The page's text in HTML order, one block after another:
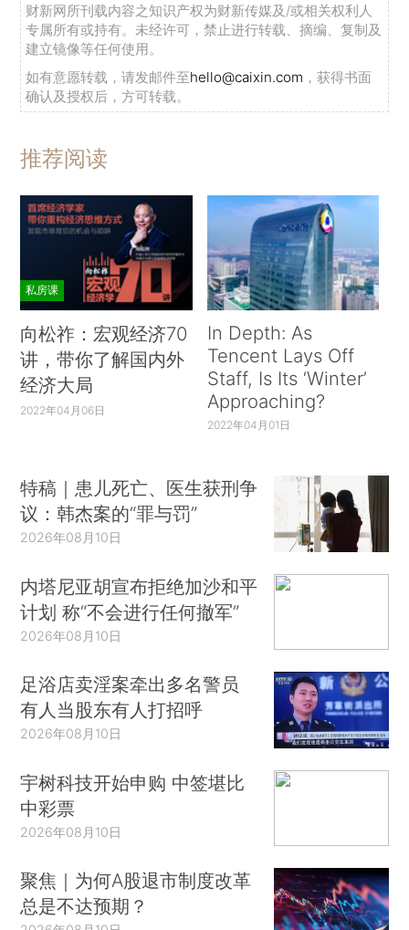
财新网所刊载内容之知识产权为财新传媒及/或相关权利人
专属所有或持有。未经许可，禁止进行转载、摘编、复制及
建立镜像等任何使用。
如有意愿转载，请发邮件至hello@caixin.com ，获得书面
确认及授权后，方可转载。
推荐阅读
私房课
向松祚：宏观经济70
讲，带你了解国内外
经济大局
2022年04月06日
In Depth: As
Tencent Lays Off
Staff, Is Its ‘Winter’
Approaching?
2022年04月01日
特稿｜患儿死亡、医生获刑争
议：韩杰案的“罪与罚”
2026年08月10日
内塔尼亚胡宣布拒绝加沙和平
计划 称“不会进行任何撤军”
2026年08月10日
足浴店卖淫案牵出多名警员
有人当股东有人打招呼
2026年08月10日
宇树科技开始申购 中签堪比
中彩票
2026年08月10日
聚焦｜为何A股退市制度改革
总是不达预期？